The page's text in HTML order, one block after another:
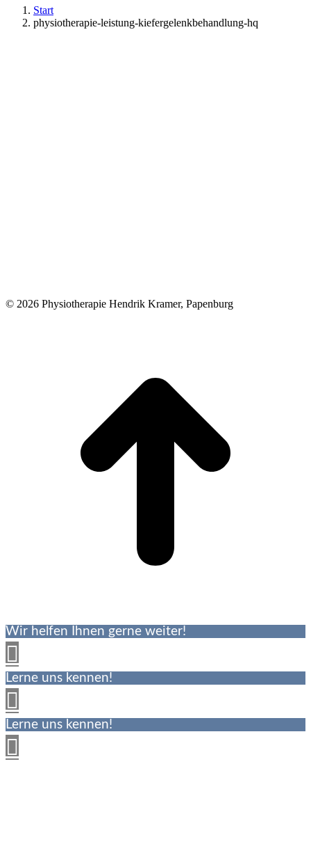
Start
physiotherapie-leistung-kiefergelenkbehandlung-hq
© 2026 Physiotherapie Hendrik Kramer, Papenburg
Wir helfen Ihnen gerne weiter!
Lerne uns kennen!
Lerne uns kennen!